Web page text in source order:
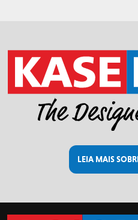
LEIA MAIS